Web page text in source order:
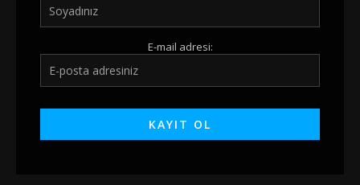
E-mail adresi: